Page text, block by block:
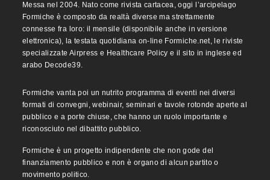
Messa nel 2004. Nato come rivista cartacea, oggi l’arcipelago
Formiche è composto da realtà diverse ma strettamente
connesse fra loro: il mensile (disponibile anche in versione
elettronica), la testata quotidiana on-line Formiche.net, le riviste
specializzate Airpress e Healthcare Policy e il sito in inglese ed
arabo Decode39.
Formiche vanta poi un nutrito programma di eventi nei diversi
formati di convegni, webinair, seminari e tavole rotonde aperte al
pubblico e a porte chiuse, che hanno un ruolo importante e
riconosciuto nel dibattito pubblico.
Formiche è un progetto indipendente che non gode del
finanziamento pubblico e non è organo di alcun partito o
movimento politico.